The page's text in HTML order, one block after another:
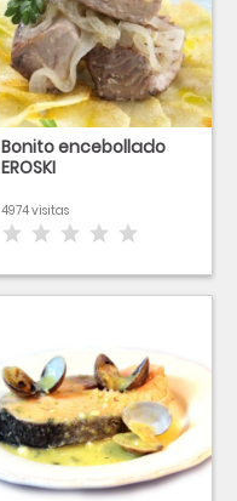
Bonito encebollado
EROSKI
4974 visitas